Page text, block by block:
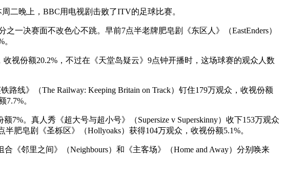
二晚上，BBC用电视剧击败了ITV的足球比赛。
一决赛面不改色心不跳。早前7点半老牌肥皂剧《东区人》（EastEnders）
视份额20.2%，不过在《天堂岛疑云》9点钟开播时，这场球赛的观众人数
线》（The Railway: Keeping Britain on Track）钉住179万观众，收视份额
7.7%。
7%。真人秀《超大号与超小号》（Supersize v Superskinny）收下153万观众
肥皂剧《圣栎区》（Hollyoaks）获得104万观众，收视份额5.1%。
《邻里之间》（Neighbours）和《主客场》（Home and Away）分别唤来